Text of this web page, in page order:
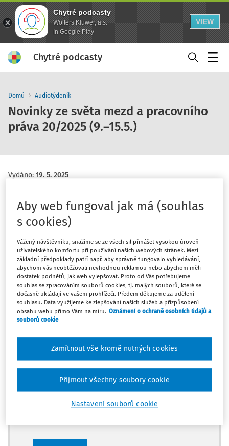
Chytré podcasty
Wolters Kluwer, a.s.
In Google Play
VIEW
Chytré podcasty
Domů Audiotýdeník
Novinky ze světa mezd a pracovního
práva 20/2025 (9.–15.5.)
Vydáno: 19. 5. 2025
Máte předplatné?
Tento podcast je pouze pro
předplatitele
Zaregistrujte se a pusťte se do poslechu.
Díky registraci získáte
výběru
Odemčené podcasty
Poslech vybraných částí audiozákonů
Aby web fungoval jak má (souhlas
s cookies)
Vážený návštěvníku, snažíme se ze všech sil přinášet vysokou úroveň
uživatelského komfortu při používání našich webových stránek. Mezi
základní předpoklady patří např. aby správně fungovalo vyhledávání,
abychom vás neobtěžovali nevhodnou reklamou nebo abychom měli
dostatek podnětů, jak web vylepšovat. Proto od Vás potřebujeme
souhlas se zpracováním souborů cookies, tj. malých souborů, které se
dočasně ukládají ve vašem prohlížeči. Předem děkujeme za udělení
souhlasu. Data využijeme ke zlepšování našich služeb a přizpůsobení
obsahu webu přímo Vám na míru. Oznámení o ochraně osobních údajů a
souborů cookie
Nastavení souborů cookie
Zamítnout vše kromě nutných cookies
Přijmout všechny soubory cookie